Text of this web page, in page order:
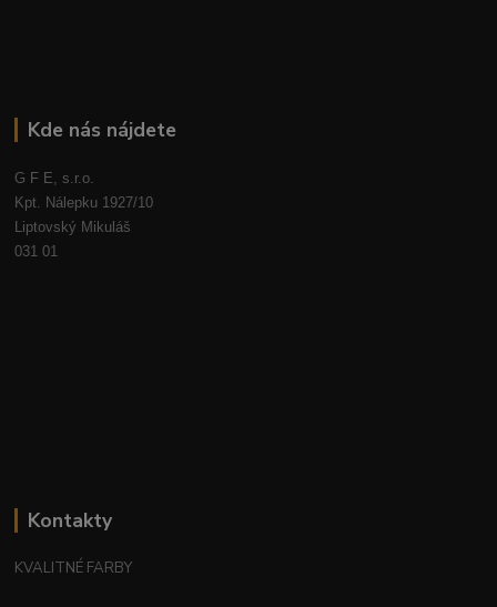
Kde nás nájdete
G F E, s.r.o.
Kpt. Nálepku 1927/10
Liptovský Mikuláš
031 01
Kontakty
KVALITNÉ FARBY